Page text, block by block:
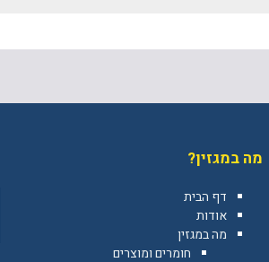
מה במגזין?
דף הבית
אודות
מה במגזין
חומרים ומוצרים